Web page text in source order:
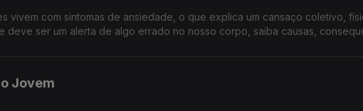
vivem com sintomas de ansiedade, o que explica um cansaço coletivo,
deve ser um alerta de algo errado no nosso corpo, saiba causas,
Jovem